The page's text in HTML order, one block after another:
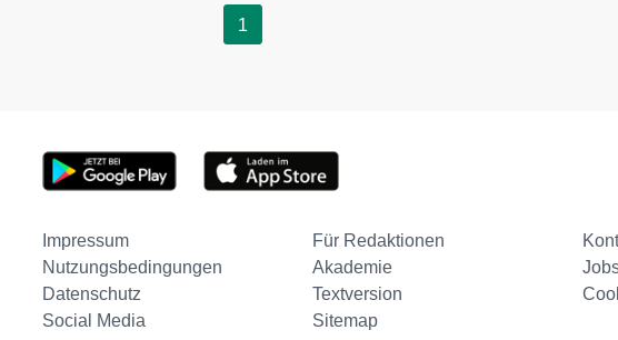
1
Impressum Für Redaktionen
Nutzungsbedingungen
Akademie
Datenschutz
Textversion
Social Media
Sitemap